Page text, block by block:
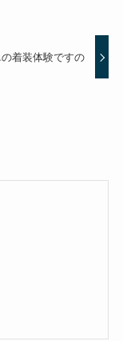
着装体験ですの